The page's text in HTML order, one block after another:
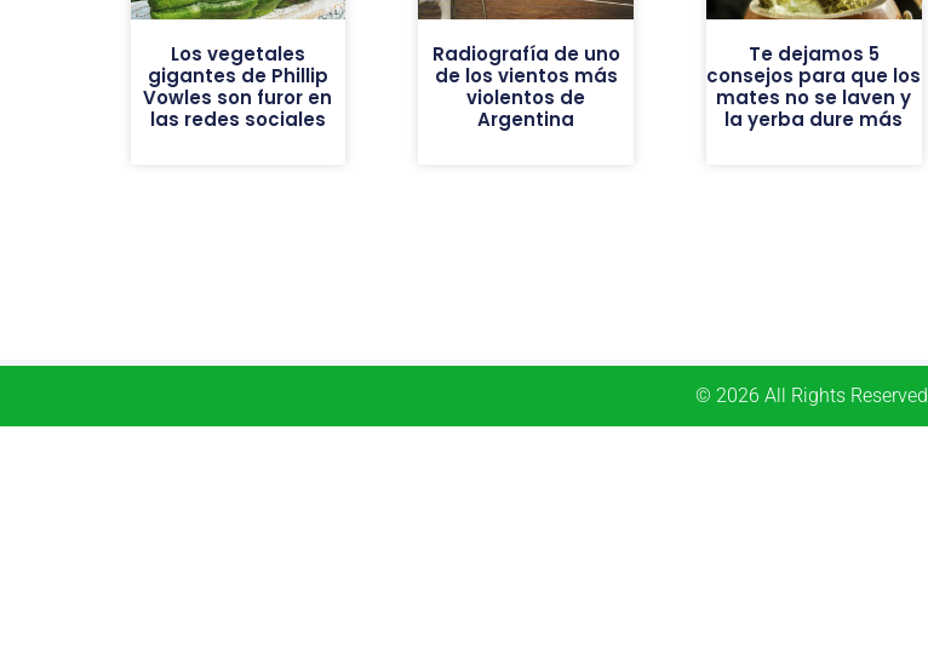
Los vegetales
gigantes de Phillip
Vowles son furor en
las redes sociales
Radiografía de uno
de los vientos más
violentos de
Argentina
Te dejamos 5
consejos para que los
mates no se laven y
la yerba dure más
© 2026 All Rights